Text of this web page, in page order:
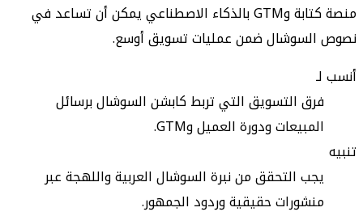
منصة كتابة وGTM بالذكاء الاصطناعي يمكن أن تساعد في
نصوص السوشال ضمن عمليات تسويق أوسع.
أنسب لـ
فرق التسويق التي تربط كابشن السوشال برسائل
المبيعات ودورة العميل وGTM.
تنبيه
يجب التحقق من نبرة السوشال العربية واللهجة عبر
منشورات حقيقية وردود الجمهور.